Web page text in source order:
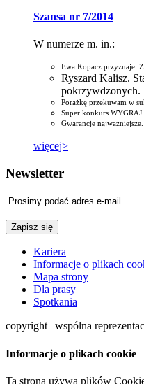
Szansa nr 7/2014
W numerze m. in.:
Ewa Kopacz przyznaje.
Ryszard Kalisz.
pokrzywdzonych.
Porażkę przekuwam w
Super konkurs WYGRAJ
Gwarancje
więcej>
Newsletter
Kariera
Informacje o plikach
Mapa strony
Dla prasy
Spotkania
copyright | wspólna
Informacje o plikach cookie
Ta strona używa plików